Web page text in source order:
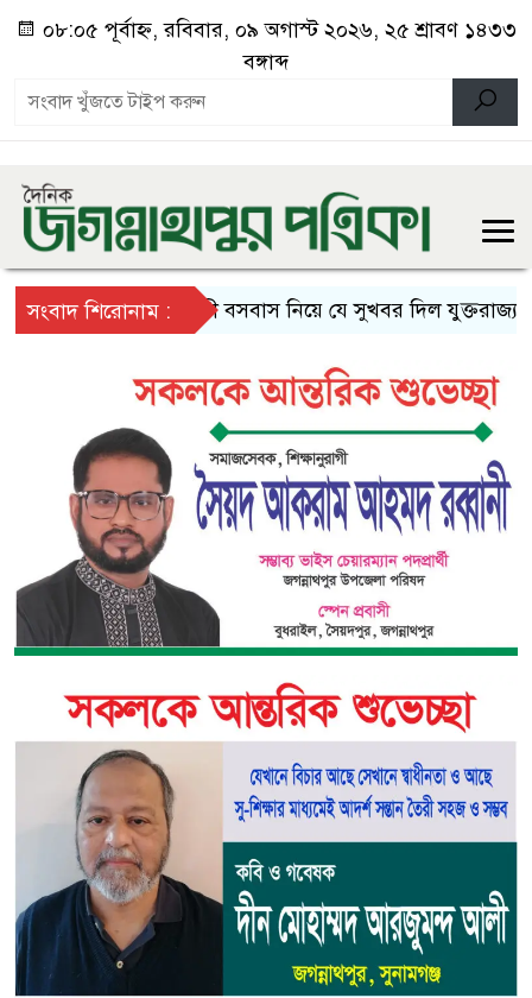
০৮:০৫ পূর্বাহ্ন, রবিবার, ০৯ অগাস্ট ২০২৬, ২৫ শ্রাবণ ১৪৩৩
বঙ্গাব্দ
সংবাদ শিরোনাম :স্থায়ী বসবাস নিয়ে যে সুখবর দিল যুক্তরাজ্য